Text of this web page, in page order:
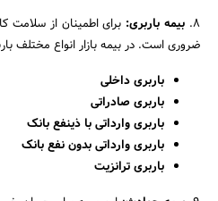
۸. بیمه باربری: برای اطمینان از سلامت
ضروری است. در بیمه بازار انواع مختلف
باربری داخلی
باربری صادراتی
باربری وارداتی با ذینفع بانک
باربری وارداتی بدون نفع بانک
باربری ترانزیت